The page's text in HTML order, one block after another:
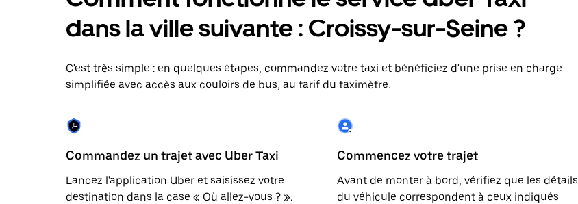
le
et
date.
Appuyez
sur
touche
Échap
fermer
calendrier.
dans la ville suivante : Croissy-sur-Seine ?
C'est très simple : en quelques étapes, commandez votre taxi et bénéficiez d'une prise en charge
simplifiée avec accès aux couloirs de bus, au tarif du taximètre.
Commandez un trajet avec Uber Taxi
Lancez l'application Uber et saisissez votre
destination dans la case « Où allez-vous ? ».
Commencez votre trajet
Avant de monter à bord, vérifiez que les détails
du véhicule correspondent à ceux indiqués